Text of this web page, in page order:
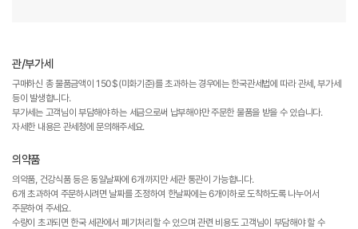
관/부가세
구매하신 총 물품금액이 150$(미화기준)를 초과하는 경우에는 한국관세법에 따라 관세, 부가세
등이 발생합니다.
부가세는 고객님이 부담해야 하는 세금으로써 납부해야만 주문한 물품을 받을 수 있습니다.
자세한 내용은 관세청에 문의해주세요.
의약품
의약품, 건강식품 등은 동일날짜에 6개까지만 세관 통관이 가능합니다.
6개 초과하여 주문하시려면 날짜를 조정하여 한날짜에는 6개이하로 도착하도록 나누어서
주문하여 주세요.
수량이 초과되면 한국 세관에서 폐기처리할 수 있으며 관련 비용도 고객님이 부담해야 할 수